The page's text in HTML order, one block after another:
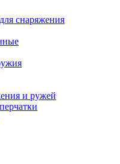
снаряжения
и ружей